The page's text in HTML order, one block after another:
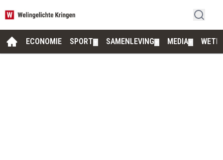
ECONOMIE SPORT SAMENLEVING MEDIA